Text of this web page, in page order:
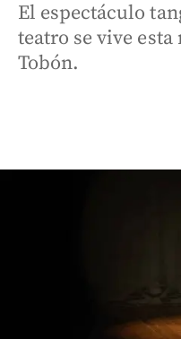
El espectáculo
teatro se vive esta
Tobón.